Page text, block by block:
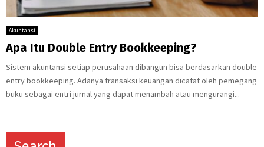
Akuntansi
Apa Itu Double Entry Bookkeeping?
Sistem akuntansi setiap perusahaan dibangun bisa berdasarkan double
entry bookkeeping. Adanya transaksi keuangan dicatat oleh pemegang
buku sebagai entri jurnal yang dapat menambah atau mengurangi...